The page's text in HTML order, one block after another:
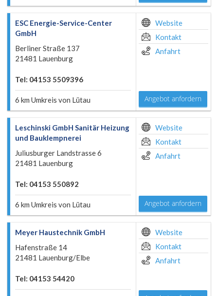
ESC Energie-Service-Center
GmbH
Berliner Straße 137
21481 Lauenburg
Tel: 04153 5509396
6 km Umkreis von Lütau
Website
Kontakt
Anfahrt
Angebot anfordern
Leschinski GmbH Sanitär Heizung
und Bauklempnerei
Juliusburger Landstrasse 6
21481 Lauenburg
Tel: 04153 550892
6 km Umkreis von Lütau
Website
Kontakt
Anfahrt
Angebot anfordern
Meyer Haustechnik GmbH
Hafenstraße 14
21481 Lauenburg/Elbe
Tel: 04153 54420
Website
Kontakt
Anfahrt